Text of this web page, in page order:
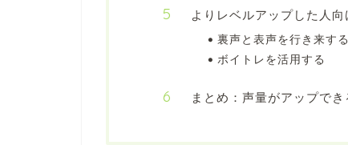
よりレベルアップした人
裏声と表声を行き来する
ボイトレを活用する
まとめ：声量がアップで